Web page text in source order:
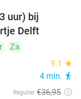
uur) bij
Delft
Za
9.1 star
4 min. directions_walk
Regulier €36,95